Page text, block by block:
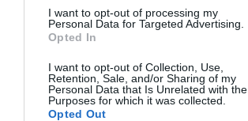
I want to opt-out of processing my
Personal Data for Targeted Advertising.
Opted In
I want to opt-out of Collection, Use,
Retention, Sale, and/or Sharing of my
Personal Data that Is Unrelated with the
Purposes for which it was collected.
Opted Out
TAGS: #NEWS